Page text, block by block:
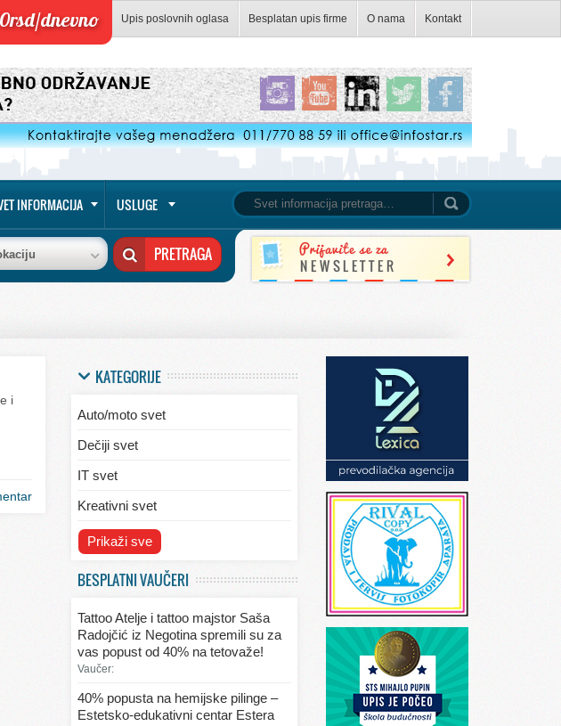
Upis poslovnih oglasa Besplatan upis firme O nama Kontakt
dnevno
INFORMACIJA USLUGE
i
KATEGORIJE
Auto/moto svet
Dečiji svet
IT svet
Kreativni svet
Svet ekologije
Svet kulinarstva
Svet lepote
Svet mode
Prikaži sve
BESPLATNI VAUČERI
Tattoo Atelje i tattoo majstor Saša
Radojčić iz Negotina spremili su za
vas popust od 40% na tetovaže!
Vaučer:
40% popusta na hemijske pilinge –
Estetsko-edukativni centar Estera